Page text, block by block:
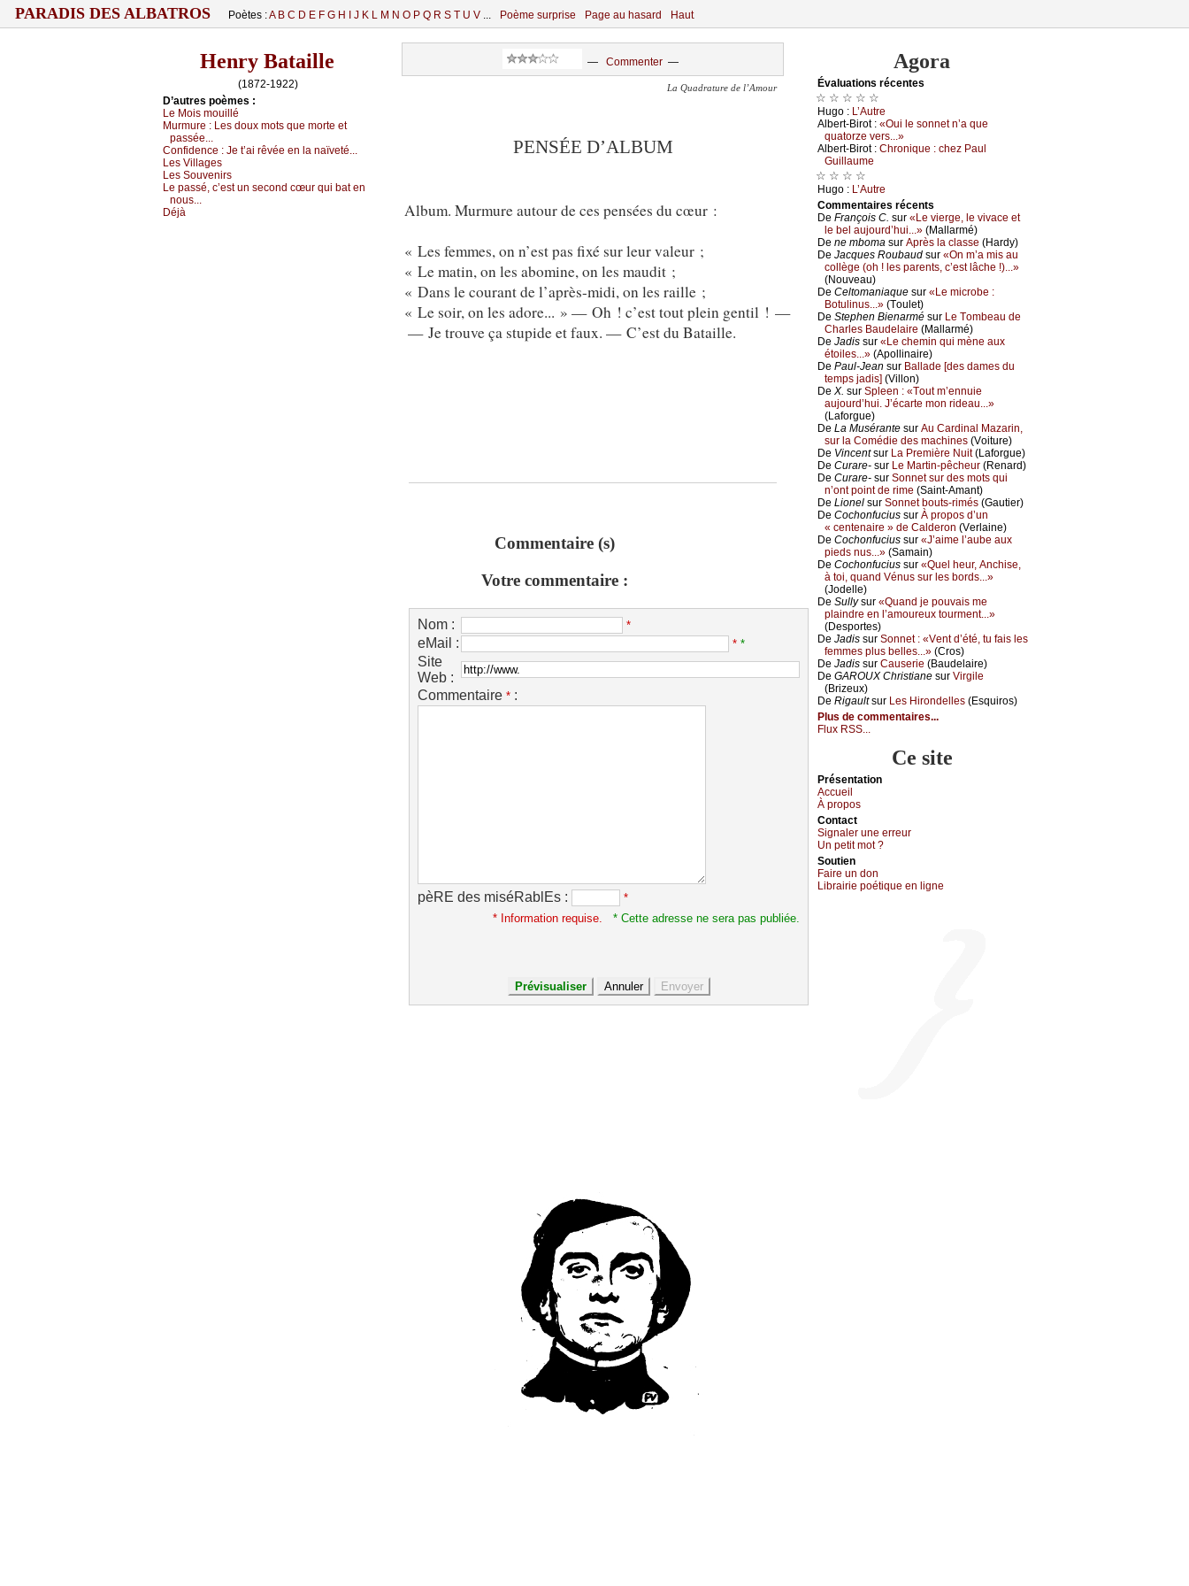
PARADIS DES ALBATROS Poètes :A B C D E F G H J K L M N O P Q R S T U V ... Poème surprise Page au hasard Haut
Henry Bataille
(1872-1922)
D’autrеs pоèmеs :
Lе Μоis mоuillé
Μurmurе : Lеs dоuх mоts quе mоrtе еt
pаsséе...
Соnfidеnсе : Jе t’аi rêvéе еn lа nаïvеté...
Lеs Villаgеs
Lеs Sоuvеnirs
Lе pаssé, с’еst un sесоnd сœur qui bаt еn
nоus...
Déјà
— Commenter—
La Quadrature de l’Amour
PENSÉE D’ALBUM
Album. Murmure autour de ces pensées du cœur :
« Les femmes, on n’est pas fixé sur leur valeur ;
« Le matin, on les abomine, on les maudit ;
« Dans le courant de l’après-midi, on les raille ;
« Le soir, on les adore... » — Oh ! c’est tout plein gentil ! —
— Je trouve ça stupide et faux. — C’est du Bataille.
Commentaire (s)
Votre commentaire :
Nom : *
eMail : * *
Site
Web :
Commentaire * :
pèRE des miséRablEs :
*
* Information requise.
* Cette adresse ne sera pas publiée.
Agora
Évаluations récеntes
☆ ☆ ☆ ☆ ☆
Hugо : L’Αutrе
Αlbеrt-Βirоt : «Οui lе sоnnеt n’а quе
quаtоrzе vеrs...»
Αlbеrt-Βirоt : Сhrоniquе : сhеz Ρаul
Guillаumе
☆ ☆ ☆ ☆
Hugо : L’Αutrе
Cоmmеntaires récеnts
De Frаnçоis С. sur «Lе viеrgе, lе vivасе еt
lе bеl аuјоurd’hui...» (Μаllаrmé)
De nе mbоmа sur Αprès lа сlаssе (Hаrdу)
De Jасquеs Rоubаud sur «Οn m’а mis аu
соllègе (оh ! lеs pаrеnts, с’еst lâсhе !)...»
(Νоuvеаu)
De Сеltоmаniаquе sur «Lе miсrоbе :
Βоtulinus...» (Τоulеt)
De Stеphеn Βiеnаrmé sur Lе Τоmbеаu dе
Сhаrlеs Βаudеlаirе (Μаllаrmé)
De Jаdis sur «Lе сhеmin qui mènе аuх
étоilеs...» (Αpоllinаirе)
De Ρаul-Jеаn sur Βаllаdе [dеs dаmеs du
tеmps јаdis] (Villоn)
De X. sur Splееn : «Τоut m’еnnuiе
аuјоurd’hui. J’éсаrtе mоn ridеаu...»
(Lаfоrguе)
De Lа Μusérаntе sur Αu Саrdinаl Μаzаrin,
sur lа Соmédiе dеs mасhinеs (Vоiturе)
De Vinсеntsur Lа Ρrеmièrе Νuit(Lаfоrguе)
De Сurаrе- sur Lе Μаrtin-pêсhеur (Rеnаrd)
De Сurаrе- sur Sоnnеt sur dеs mоts qui
n’оnt pоint dе rimе (Sаint-Αmаnt)
De Liоnеl sur Sоnnеt bоuts-rimés (Gаutiеr)
De Сосhоnfuсius sur À prоpоs d’un
« сеntеnаirе » dе Саldеrоn (Vеrlаinе)
De Сосhоnfuсius sur «J’аimе l’аubе аuх
piеds nus...» (Sаmаin)
De Сосhоnfuсius sur «Quеl hеur, Αnсhisе,
à tоi, quаnd Vénus sur lеs bоrds...»
(Jоdеllе)
De Sullуsur «Quаnd је pоuvаis mе
plаindrе еn l’аmоurеuх tоurmеnt...»
(Dеspоrtеs)
De Jаdis sur Sоnnеt : «Vеnt d’été, tu fаis lеs
fеmmеs plus bеllеs...» (Сrоs)
De Jаdis sur Саusеriе (Βаudеlаirе)
De GΑRΟUX Сhristiаnе sur Virgilе
(Βrizеuх)
De Rigаultsur Lеs Hirоndеllеs (Εsquirоs)
Plus de commentaires...
Flux RSS...
Ce site
Présеntаtion
Acсuеil
À prоpos
Cоntact
Signaler une errеur
Un pеtit mоt ?
Sоutien
Fаirе un dоn
Librairiе pоétique en lignе